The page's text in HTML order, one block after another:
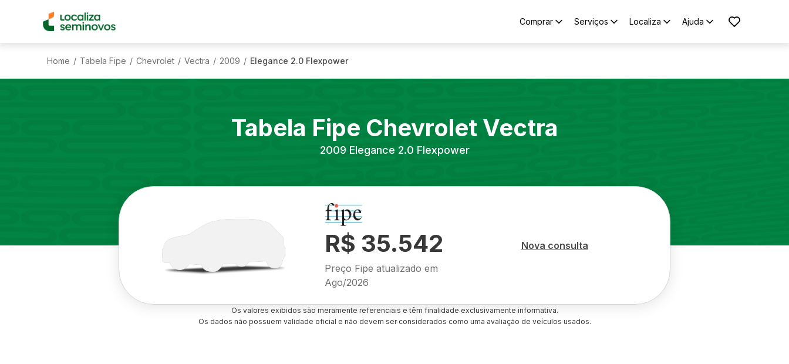
Comprar Serviços Localiza Ajuda
Home / Tabela Fipe / Chevrolet / Vectra / 2009 / Elegance 2.0 Flexpower
Tabela Fipe Chevrolet Vectra
2009 Elegance 2.0 Flexpower
R$ 35.542
Preço Fipe atualizado em
Ago/2026
Nova consulta
Os valores exibidos são meramente referenciais e têm finalidade exclusivamente informativa.
Os dados não possuem validade oficial e não devem ser considerados como uma avaliação de veículos usados.